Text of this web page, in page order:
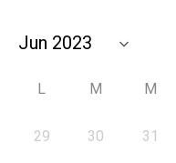
L M M
29 30 31